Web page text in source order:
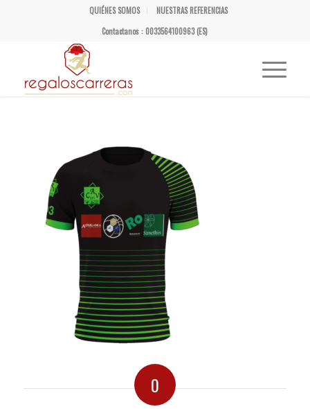
QUIÉNES SOMOS
NUESTRAS REFERENCIAS
Contactanos : 0033564100963 (ES)
0